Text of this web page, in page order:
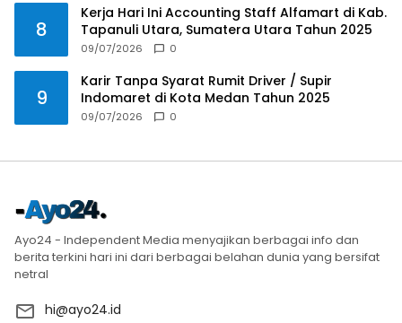
8
Kerja Hari Ini Accounting Staff Alfamart di Kab.
Tapanuli Utara, Sumatera Utara Tahun 2025
09/07/2026 0
9
Karir Tanpa Syarat Rumit Driver / Supir
Indomaret di Kota Medan Tahun 2025
09/07/2026 0
Ayo24 - Independent Media menyajikan berbagai info dan
berita terkini hari ini dari berbagai belahan dunia yang bersifat
netral
hi@ayo24.id